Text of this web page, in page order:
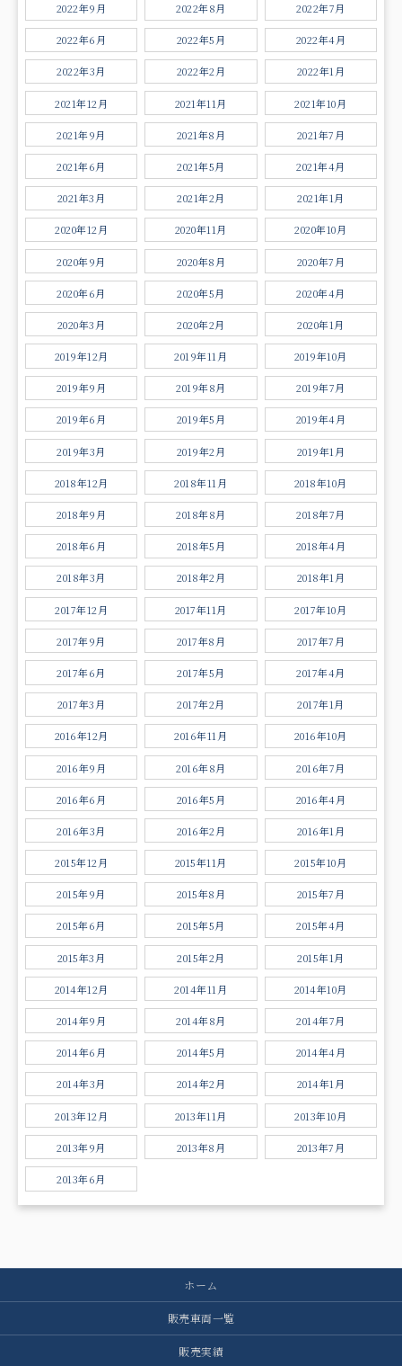
2022年9月 2022年8月 2022年7月
2022年6月 2022年5月 2022年4月
2022年3月 2022年2月 2022年1月
2021年12月 2021年11月 2021年10月
2021年9月 2021年8月 2021年7月
2021年6月 2021年5月 2021年4月
2021年3月 2021年2月 2021年1月
2020年12月 2020年11月 2020年10月
2020年9月 2020年8月 2020年7月
2020年6月 2020年5月 2020年4月
2020年3月 2020年2月 2020年1月
2019年12月 2019年11月 2019年10月
2019年9月 2019年8月 2019年7月
2019年6月 2019年5月 2019年4月
2019年3月 2019年2月 2019年1月
2018年12月 2018年11月 2018年10月
2018年9月 2018年8月 2018年7月
2018年6月 2018年5月 2018年4月
2018年3月 2018年2月 2018年1月
2017年12月 2017年11月 2017年10月
2017年9月 2017年8月 2017年7月
2017年6月 2017年5月 2017年4月
2017年3月 2017年2月 2017年1月
2016年12月 2016年11月 2016年10月
2016年9月 2016年8月 2016年7月
2016年6月 2016年5月 2016年4月
2016年3月 2016年2月 2016年1月
2015年12月 2015年11月 2015年10月
2015年9月 2015年8月 2015年7月
2015年6月 2015年5月 2015年4月
2015年3月 2015年2月 2015年1月
2014年12月 2014年11月 2014年10月
2014年9月 2014年8月 2014年7月
2014年6月 2014年5月 2014年4月
2014年3月 2014年2月 2014年1月
2013年12月 2013年11月 2013年10月
2013年9月 2013年8月 2013年7月
2013年6月
ホーム
販売車両一覧
販売実績